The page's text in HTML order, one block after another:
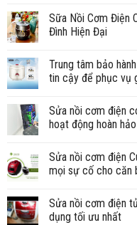
Sữa Nồi Cơm Điện
Đình Hiện Đại
Trung tâm bảo
tin cậy để phục vụ
Sửa nồi cơm điện
hoạt động hoàn
Sửa nồi cơm điện
mọi sự cố cho căn
Sửa nồi cơm điện
dụng tối ưu nhất